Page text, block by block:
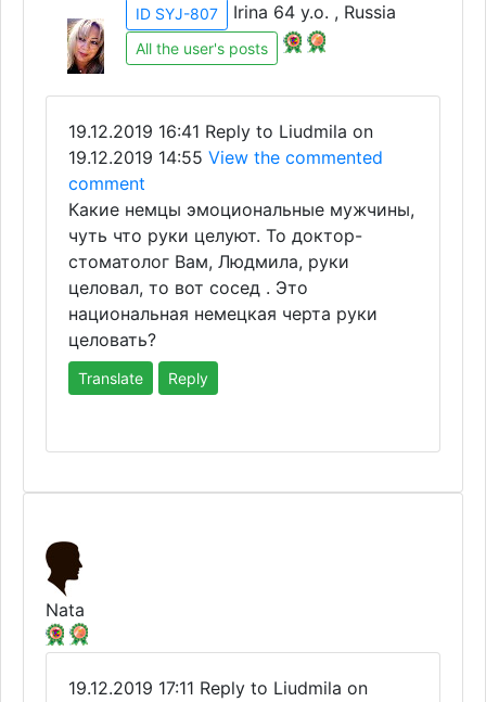
ID SYJ-807 Irina 64 y.o. , Russia
All the user's posts
19.12.2019 16:41 Reply to Liudmila on
19.12.2019 14:55 View the commented
comment
Какие немцы эмоциональные мужчины,
чуть что руки целуют. То доктор-
стоматолог Вам, Людмила, руки
целовал, то вот сосед . Это
национальная немецкая черта руки
целовать?
Translate Reply
Nata
19.12.2019 17:11 Reply to Liudmila on